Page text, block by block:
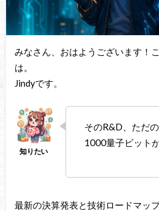
みなさん、おはようございます！
は。
Jindyです。
そのR&D、ただ
1000量子ビット
最新の決算発表と技術ロードマッ